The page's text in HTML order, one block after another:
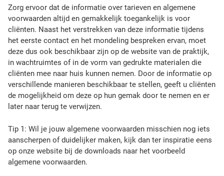
.
N
a
a
s
t
h
e
t
b
e
d
e
n
Zorg ervoor dat de informatie over tarieven en algemene
voorwaarden altijd en gemakkelijk toegankelijk is voor
cliënten. Naast het verstrekken van deze informatie tijdens
het eerste contact en het mondeling bespreken ervan, moet
deze dus ook beschikbaar zijn op de website van de praktijk,
in wachtruimtes of in de vorm van gedrukte materialen die
cliënten mee naar huis kunnen nemen. Door de informatie op
verschillende manieren beschikbaar te stellen, geeft u cliënten
de mogelijkheid om deze op hun gemak door te nemen en er
later naar terug te verwijzen.
Tip 1: Wil je jouw algemene voorwaarden misschien nog iets
aanscherpen of duidelijker maken, kijk dan ter inspiratie eens
op onze website bij de downloads naar het voorbeeld
algemene voorwaarden.